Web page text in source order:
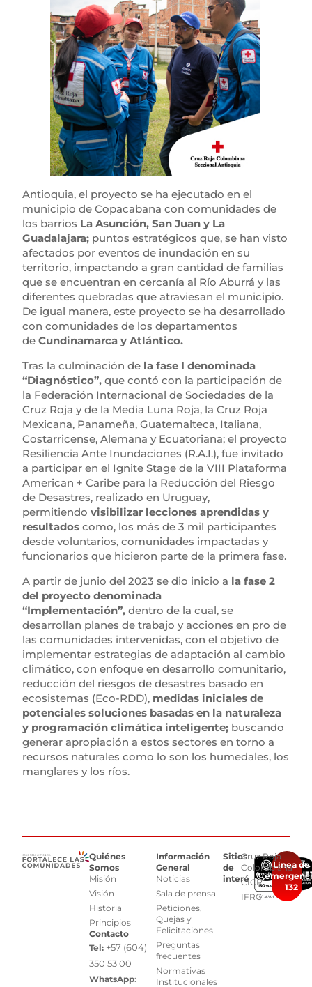
Antioquia, el proyecto se ha ejecutado en el
municipio de Copacabana con comunidades de
los barrios La Asunción, San Juan y La
Guadalajara; puntos estratégicos que, se han visto
afectados por eventos de inundación en su
territorio, impactando a gran cantidad de familias
que se encuentran en cercanía al Río Aburrá y las
diferentes quebradas que atraviesan el municipio.
De igual manera, este proyecto se ha desarrollado
con comunidades de los departamentos
de Cundinamarca y Atlántico.
Tras la culminación de la fase I denominada
“Diagnóstico”, que contó con la participación de
la Federación Internacional de Sociedades de la
Cruz Roja y de la Media Luna Roja, la Cruz Roja
Mexicana, Panameña, Guatemalteca, Italiana,
Costarricense, Alemana y Ecuatoriana; el proyecto
Resiliencia Ante Inundaciones (R.A.I.), fue invitado
a participar en el Ignite Stage de la VIII Plataforma
American + Caribe para la Reducción del Riesgo
de Desastres, realizado en Uruguay,
permitiendo visibilizar lecciones aprendidas y
resultados como, los más de 3 mil participantes
desde voluntarios, comunidades impactadas y
funcionarios que hicieron parte de la primera fase.
A partir de junio del 2023 se dio inicio a la fase 2
del proyecto denominada
“Implementación”, dentro de la cual, se
desarrollan planes de trabajo y acciones en pro de
las comunidades intervenidas, con el objetivo de
implementar estrategias de adaptación al cambio
climático, con enfoque en desarrollo comunitario,
reducción del riesgos de desastres basado en
ecosistemas (Eco-RDD), medidas iniciales de
potenciales soluciones basadas en la naturaleza
y programación climática inteligente; buscando
generar apropiación a estos sectores en torno a
recursos naturales como lo son los humedales, los
manglares y los ríos.
Quiénes
Somos
Misión
Visión
Historia
Principios
Contacto
Tel: +57 (604)
350 53 00
WhatsApp:
Información
General
Noticias
Sala de prensa
Peticiones,
Quejas y
Felicitaciones
Preguntas
frecuentes
Normativas
Institucionales
Sitios
de
interés
Cruz Roja
Colombiana
CICR
IFRC
Línea de
132